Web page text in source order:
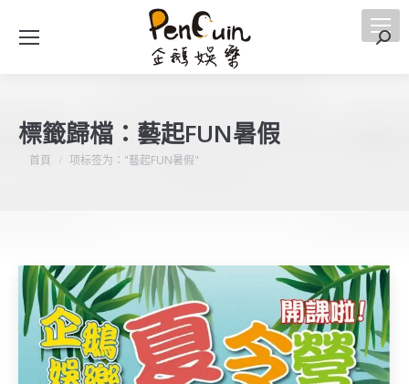
搜
標籤歸檔： 藝起FUN暑假
您在這裡：
首頁 项标签为："藝起FUN暑假"